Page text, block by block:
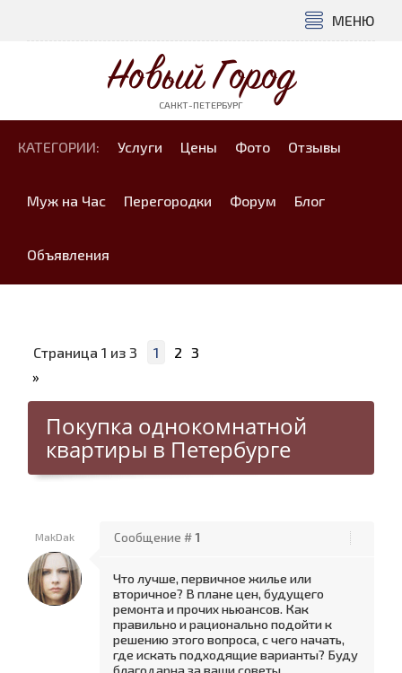
МЕНЮ
Новый Город
САНКТ-ПЕТЕРБУРГ
КАТЕГОРИИ: Услуги Цены Фото Отзывы
Муж на Час Перегородки Форум Блог
Объявления
Страница 1 из 3 1 2 3
»
Покупка однокомнатной
квартиры в Петербурге
MakDak Сообщение #1
Что лучше, первичное жилье или
вторичное? В плане цен, будущего
ремонта и прочих ньюансов. Как
правильно и рационально подойти к
решению этого вопроса, с чего начать,
где искать подходящие варианты? Буду
благодарна за ваши советы.